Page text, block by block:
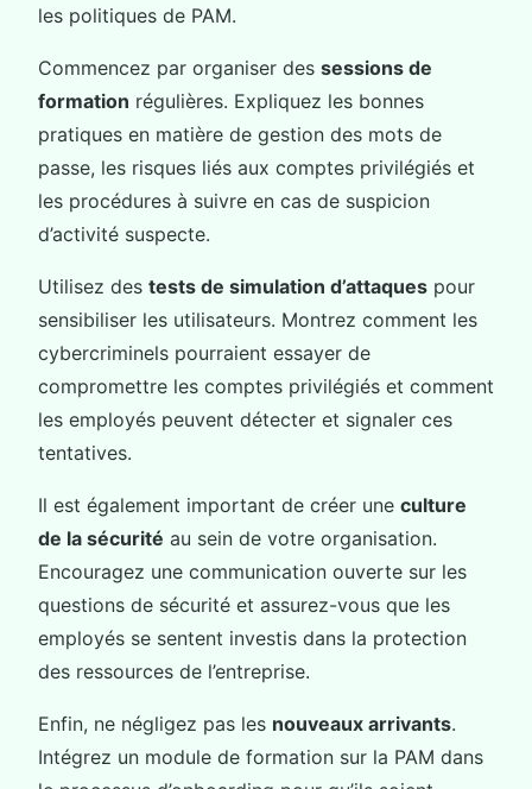
les politiques de PAM.
Commencez par organiser des sessions de
formation régulières. Expliquez les bonnes
pratiques en matière de gestion des mots de
passe, les risques liés aux comptes privilégiés et
les procédures à suivre en cas de suspicion
d’activité suspecte.
Utilisez des tests de simulation d’attaques pour
sensibiliser les utilisateurs. Montrez comment les
cybercriminels pourraient essayer de
compromettre les comptes privilégiés et comment
les employés peuvent détecter et signaler ces
tentatives.
Il est également important de créer une culture
de la sécurité au sein de votre organisation.
Encouragez une communication ouverte sur les
questions de sécurité et assurez-vous que les
employés se sentent investis dans la protection
des ressources de l’entreprise.
Enfin, ne négligez pas les nouveaux arrivants.
Intégrez un module de formation sur la PAM dans